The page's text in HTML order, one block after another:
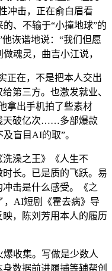
冲击，正在俞白眉看
、不输于“小撞地球”的
诙谐地说：“我们但愿
魂灵，曲吉小江说，
在，不是把本人交出
第三方。也激发就业、
拿出手机拍了些素材
天破亿次……多部爆款
盲目AI的取”。
澡之王》《人生不
长。已是质的飞跃。易
击是什么感受。《之
，AI短剧《霍去病》导
，陈刘芳用本人的履历
收集。写做是少数人
数据前进履捕等辅帮创